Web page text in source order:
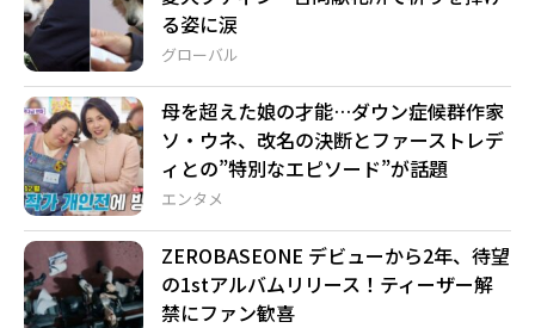
グローバル
る姿に涙
エンタメ
母を超えた娘の才能…ダウン症候群作家
ソ・ウネ、改名の決断とファーストレデ
ィとの”特別なエピソード”が話題
ZEROBASEONE デビューから2年、待望
の1stアルバムリリース！ティーザー解
禁にファン歓喜